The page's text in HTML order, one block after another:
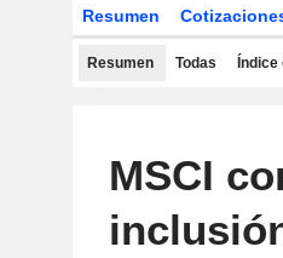
Resumen
Resumen Todas
MSCI